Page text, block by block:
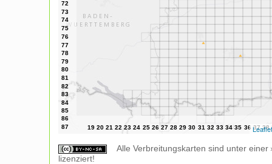
Leaflet
Alle Verbreitungskarten sind unter einer
lizenziert!